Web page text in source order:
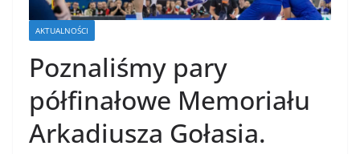
AKTUALNOŚCI
Poznaliśmy pary
półfinałowe Memoriału
Arkadiusza Gołasia.